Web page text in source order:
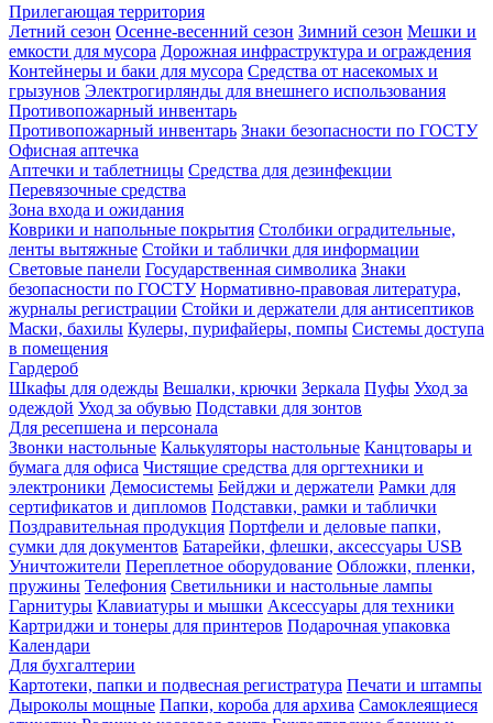
Прилегающая территория
Летний сезон Осенне-весенний сезон Зимний сезон Мешки и
емкости для мусора Дорожная инфраструктура и ограждения
Контейнеры и баки для мусора Средства от насекомых и
грызунов Электрогирлянды для внешнего использования
Противопожарный инвентарь
Противопожарный инвентарь Знаки безопасности по ГОСТУ
Офисная аптечка
Аптечки и таблетницы Средства для дезинфекции
Перевязочные средства
Зона входа и ожидания
Коврики и напольные покрытия Столбики оградительные,
ленты вытяжные Стойки и таблички для информации
Световые панели Государственная символика Знаки
безопасности по ГОСТУ Нормативно-правовая литература,
журналы регистрации Стойки и держатели для антисептиков
Маски, бахилы Кулеры, пурифайеры, помпы Системы доступа
в помещения
Гардероб
Шкафы для одежды Вешалки, крючки Зеркала Пуфы Уход за
одеждой Уход за обувью Подставки для зонтов
Для ресепшена и персонала
Звонки настольные Калькуляторы настольные Канцтовары и
бумага для офиса Чистящие средства для оргтехники и
электроники Демосистемы Бейджи и держатели Рамки для
сертификатов и дипломов Подставки, рамки и таблички
Поздравительная продукция Портфели и деловые папки,
сумки для документов Батарейки, флешки, аксессуары USB
Уничтожители Переплетное оборудование Обложки, пленки,
пружины Телефония Светильники и настольные лампы
Гарнитуры Клавиатуры и мышки Аксессуары для техники
Картриджи и тонеры для принтеров Подарочная упаковка
Календари
Для бухгалтерии
Картотеки, папки и подвесная регистратура Печати и штампы
Дыроколы мощные Папки, короба для архива Самоклеящиеся